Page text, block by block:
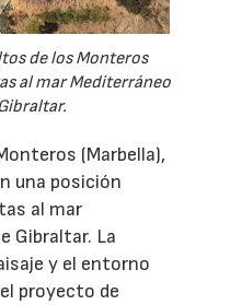
de los Monteros
al mar Mediterráneo
(Marbella),
una posición
al mar
Gibraltar. La
y el entorno
proyecto de